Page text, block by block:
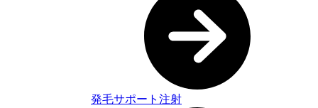
発毛サポート注射